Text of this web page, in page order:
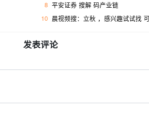
8 平安证券 搜解 码产业链
10 晨视频搜：立秋 ，感兴趣试试找
发表评论